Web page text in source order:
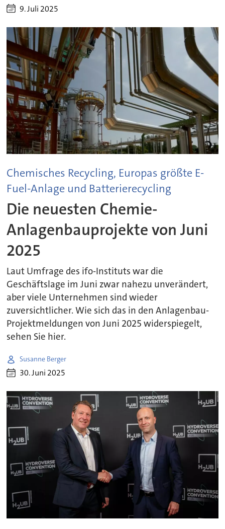
9. Juli 2025
Chemisches Recycling, Europas größte E-
Fuel-Anlage und Batterierecycling
Die neuesten Chemie-
Anlagenbauprojekte von Juni
2025
Laut Umfrage des ifo-Instituts war die
Geschäftslage im Juni zwar nahezu unverändert,
aber viele Unternehmen sind wieder
zuversichtlicher. Wie sich das in den Anlagenbau-
Projektmeldungen von Juni 2025 widerspiegelt,
sehen Sie hier.
Susanne Berger
30. Juni 2025